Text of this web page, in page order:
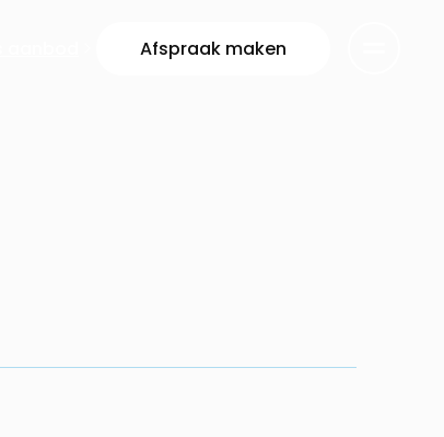
Afspraak maken